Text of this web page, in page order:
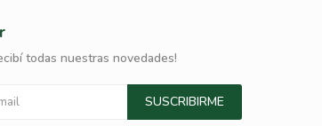
todas nuestras novedades!
SUSCRIBIRME